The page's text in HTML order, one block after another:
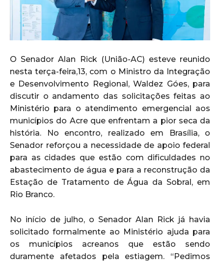
O Senador Alan Rick (União-AC) esteve reunido
nesta terça-feira,13, com o Ministro da Integração
e Desenvolvimento Regional, Waldez Góes, para
discutir o andamento das solicitações feitas ao
Ministério para o atendimento emergencial aos
municípios do Acre que enfrentam a pior seca da
história. No encontro, realizado em Brasília, o
Senador reforçou a necessidade de apoio federal
para as cidades que estão com dificuldades no
abastecimento de água e para a reconstrução da
Estação de Tratamento de Água da Sobral, em
Rio Branco.
No início de julho, o Senador Alan Rick já havia
solicitado formalmente ao Ministério ajuda para
os municípios acreanos que estão sendo
duramente afetados pela estiagem. “Pedimos